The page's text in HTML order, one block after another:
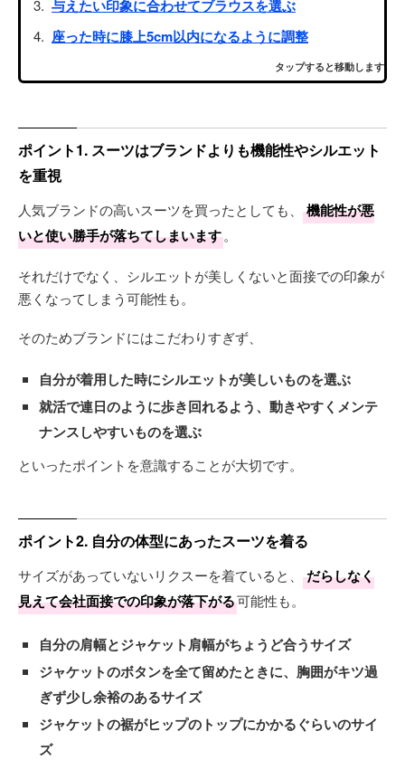
与えたい印象に合わせてブラウスを選ぶ
座った時に膝上5cm以内になるように調整
タップすると移動します
ポイント1. スーツはブランドよりも機能性やシルエット
を重視
人気ブランドの高いスーツを買ったとしても、
機能性が悪
いと使い勝手が落ちてしまいます。
それだけでなく、シルエットが美しくないと面接での印象が
悪くなってしまう可能性も。
そのためブランドにはこだわりすぎず、
自分が着用した時にシルエットが美しいものを選ぶ
就活で連日のように歩き回れるよう、動きやすくメンテ
ナンスしやすいものを選ぶ
といったポイントを意識することが大切です。
ポイント2. 自分の体型にあったスーツを着る
サイズがあっていないリクスーを着ていると、
だらしなく
見えて会社面接での印象が落下がる可能性も。
自分の肩幅とジャケット肩幅がちょうど合うサイズ
ジャケットのボタンを全て留めたときに、胸囲がキツ過
ぎず少し余裕のあるサイズ
ジャケットの裾がヒップのトップにかかるぐらいのサイ
ズ